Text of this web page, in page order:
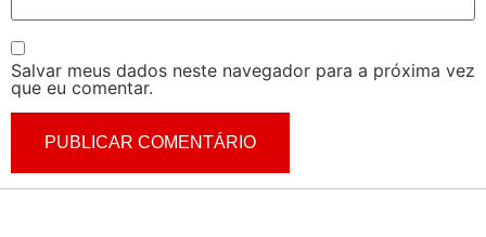
Salvar meus dados neste navegador para a próxima vez
que eu comentar.